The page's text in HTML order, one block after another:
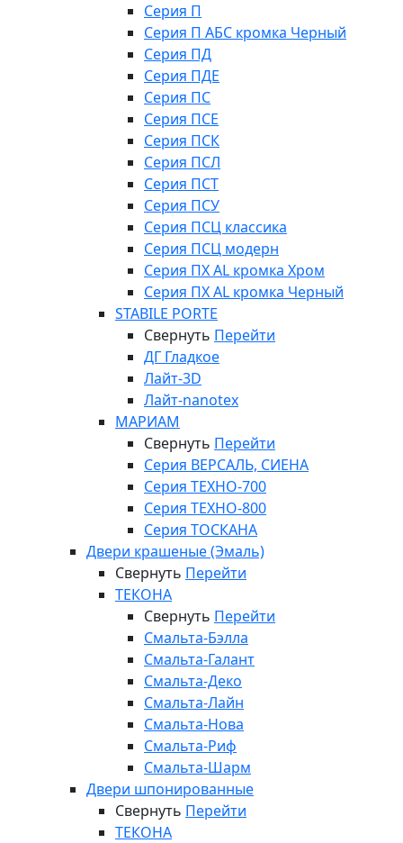
Серия П
Серия П АБС кромка Черный
Серия ПД
Серия ПДЕ
Серия ПС
Серия ПСЕ
Серия ПСК
Серия ПСЛ
Серия ПСТ
Серия ПСУ
Серия ПСЦ классика
Серия ПСЦ модерн
Серия ПХ AL кромка Хром
Серия ПХ AL кромка Черный
STABILE PORTE
Свернуть Перейти
ДГ Гладкое
Лайт-3D
Лайт-nanotex
МАРИАМ
Свернуть Перейти
Серия ВЕРСАЛЬ, СИЕНА
Серия ТЕХНО-700
Серия ТЕХНО-800
Серия ТОСКАНА
Двери крашеные (Эмаль)
Свернуть Перейти
ТЕКОНА
Свернуть Перейти
Смальта-Бэлла
Смальта-Галант
Смальта-Деко
Смальта-Лайн
Смальта-Нова
Смальта-Риф
Смальта-Шарм
Двери шпонированные
Свернуть Перейти
ТЕКОНА